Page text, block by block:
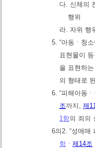
다. 신체의
행위
라. 자위 행
5. “아동ㆍ청
표현물이
을 표현하
의 형태로
6. “피해아동
조까지, 제
1항의 죄의
6의2. “성매매
항 ㆍ 제14조